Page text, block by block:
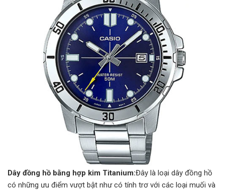
Dây đồng hồ bằng hợp kim Titanium:Đây là loại dây đồng hồ
có những ưu điểm vượt bật như có tính trơ với các loại muối và